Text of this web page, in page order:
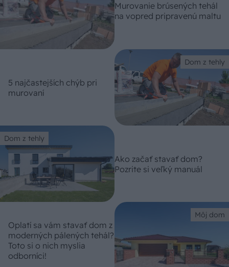
Murovanie brúsených tehál
na vopred pripravenú maltu
Dom z tehly
5 najčastejších chýb pri
murovaní
Dom z tehly
Ako začať stavať dom?
Pozrite si veľký manuál
Môj dom
Oplatí sa vám stavať dom z
moderných pálených tehál?
Toto si o nich myslia
odborníci!